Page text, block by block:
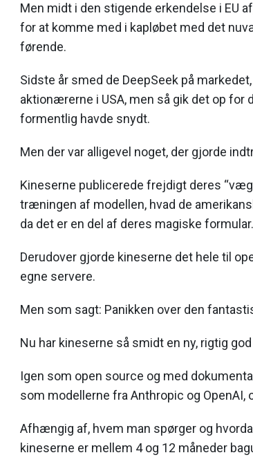
Men midt i den stigende erkendelse i EU
for at komme med i kapløbet med det
førende.
Sidste år smed de DeepSeek på
aktionærerne i USA, men så gik det op for
formentlig havde snydt.
Men der var alligevel noget, der gjorde
Kineserne publicerede frejdigt deres
træningen af modellen, hvad de
da det er en del af deres magiske formular.
Derudover gjorde kineserne det hele til
egne servere.
Men som sagt: Panikken over den
Nu har kineserne så smidt en ny, rigtig
Igen som open source og med
som modellerne fra Anthropic og OpenAI,
Afhængig af, hvem man spørger og
kineserne er mellem 4 og 12 måneder